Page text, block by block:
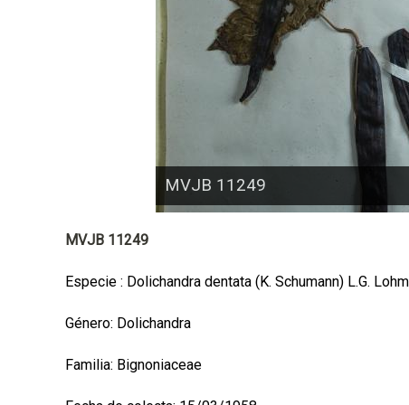
MVJB 11249
MVJB 11249
Especie : Dolichandra dentata (K. Schumann) L.G.
Género: Dolichandra
Familia: Bignoniaceae